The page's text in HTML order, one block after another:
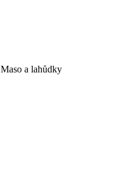
Maso a lahůdky